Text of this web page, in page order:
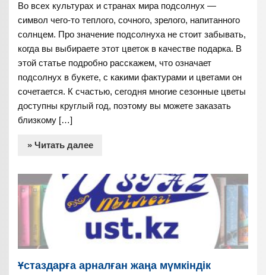
Во всех культурах и странах мира подсолнух —
символ чего-то теплого, сочного, зрелого, напитанного
солнцем. Про значение подсолнуха не стоит забывать,
когда вы выбираете этот цветок в качестве подарка. В
этой статье подробно расскажем, что означает
подсолнух в букете, с какими фактурами и цветами он
сочетается. К счастью, сегодня многие сезонные цветы
доступны круглый год, поэтому вы можете заказать
близкому […]
» Читать далее
Ұстаздарға арналған жаңа мүмкіндік